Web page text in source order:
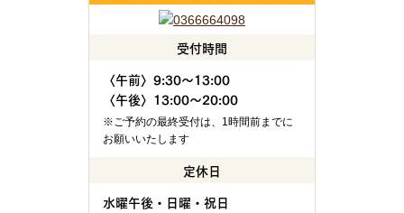
受付時間
〈午前〉9:30～13:00
〈午後〉13:00～20:00
※ご予約の最終受付は、1時間前までに
お願いいたします
定休日
水曜午後・日曜・祝日